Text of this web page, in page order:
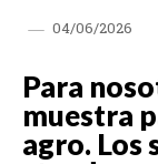
04/06/2026
Para
muestra
agro. Los